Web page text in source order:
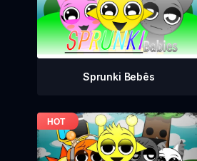
Sprunki Bebês